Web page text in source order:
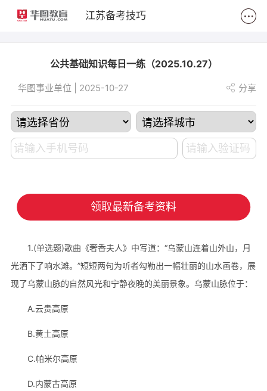
江苏备考技巧
公共基础知识每日一练（2025.10.27）
华图事业单位 | 2025-10-27 分享
领取最新备考资料
1.(单选题)歌曲《奢香夫人》中写道：“乌蒙山连着山外山，月
光洒下了响水滩。”短短两句为听者勾勒出一幅壮丽的山水画卷，展
现了乌蒙山脉的自然风光和宁静夜晚的美丽景象。乌蒙山脉位于：
A.云贵高原
B.黄土高原
C.帕米尔高原
D.内蒙古高原